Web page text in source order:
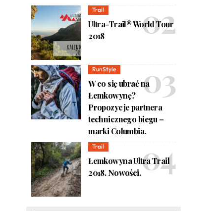
Trail
Ultra-Trail® World Tour
2018
RunStyle
W co się ubrać na
Łemkowynę?
Propozycje partnera
technicznego biegu –
marki Columbia.
Trail
Łemkowyna Ultra Trail
2018. Nowości.